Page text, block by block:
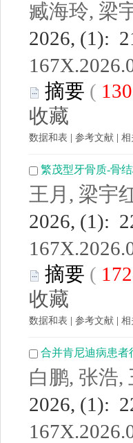
臧海玲, 梁
2026, (1):
摘要 (
收藏
数据和表 参考文献 相
繁茂型牙骨质-骨
王月, 梁宇
2026, (1):
摘要 (
收藏
数据和表 参考文献 相
合并肯尼迪病患者
白鹏, 张浩,
2026, (1):